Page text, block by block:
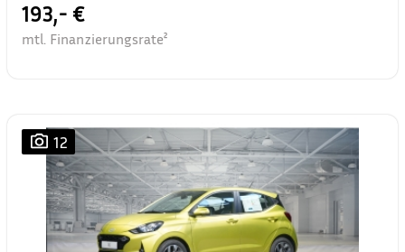
193,- €
mtl. Finanzierungsrate²
12